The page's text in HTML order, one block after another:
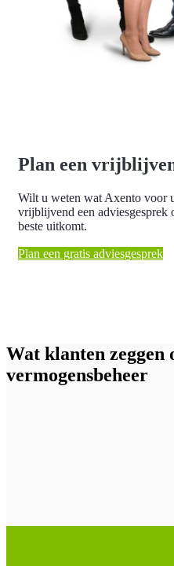
Plan een
Wilt u weten wat Axento voor
vrijblijvend een adviesgesprek
beste uitkomt.
Plan een gratis adviesgesprek
Wat klanten zeggen
vermogensbeheer